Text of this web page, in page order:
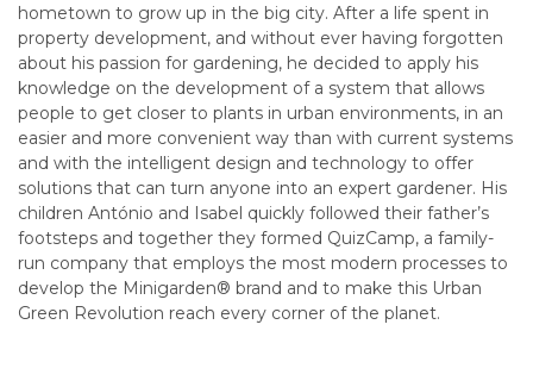
hometown to grow up in the big city. After a life spent in
property development, and without ever having forgotten
about his passion for gardening, he decided to apply his
knowledge on the development of a system that allows
people to get closer to plants in urban environments, in an
easier and more convenient way than with current systems
and with the intelligent design and technology to offer
solutions that can turn anyone into an expert gardener. His
children António and Isabel quickly followed their father’s
footsteps and together they formed QuizCamp, a family-
run company that employs the most modern processes to
develop the Minigarden® brand and to make this Urban
Green Revolution reach every corner of the planet.